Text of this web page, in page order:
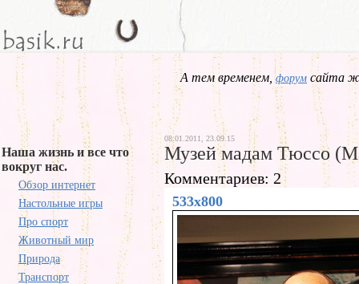
А тем временем,форум сайта
Наша жизнь и все что
вокруг нас.
Обзор интернет
Настольные игры
Про спорт
Животный мир
Природа
Транспорт
08.01.2011, 23.09.15
Музей мадам Тюссо
Комментариев: 2
533x800